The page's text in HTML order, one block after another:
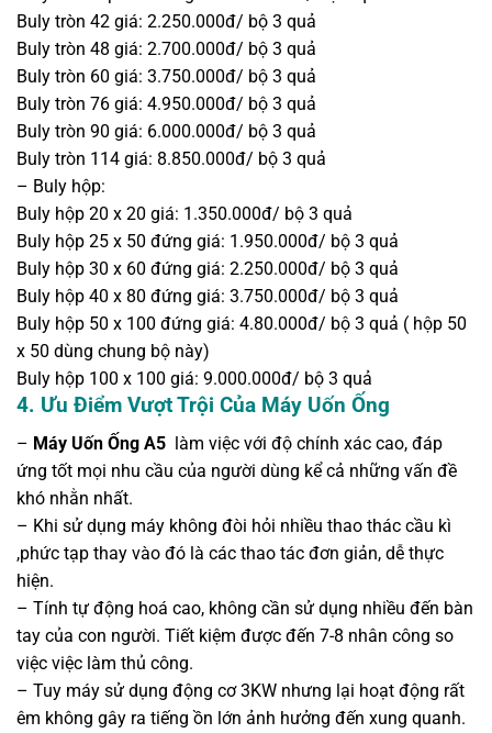
Buly tròn 42 giá: 2.250.000đ/ bộ 3 quả
Buly tròn 48 giá: 2.700.000đ/ bộ 3 quả
Buly tròn 60 giá: 3.750.000đ/ bộ 3 quả
Buly tròn 76 giá: 4.950.000đ/ bộ 3 quả
Buly tròn 90 giá: 6.000.000đ/ bộ 3 quả
Buly tròn 114 giá: 8.850.000đ/ bộ 3 quả
– Buly hộp:
Buly hộp 20 x 20 giá: 1.350.000đ/ bộ 3 quả
Buly hộp 25 x 50 đứng giá: 1.950.000đ/ bộ 3 quả
Buly hộp 30 x 60 đứng giá: 2.250.000đ/ bộ 3 quả
Buly hộp 40 x 80 đứng giá: 3.750.000đ/ bộ 3 quả
Buly hộp 50 x 100 đứng giá: 4.80.000đ/ bộ 3 quả ( hộp 50
x 50 dùng chung bộ này)
Buly hộp 100 x 100 giá: 9.000.000đ/ bộ 3 quả
4. Ưu Điểm Vượt Trội Của Máy Uốn Ống
– Máy Uốn Ống A5 làm việc với độ chính xác cao, đáp
ứng tốt mọi nhu cầu của người dùng kể cả những vấn đề
khó nhằn nhất.
– Khi sử dụng máy không đòi hỏi nhiều thao thác cầu kì
,phức tạp thay vào đó là các thao tác đơn giản, dễ thực
hiện.
– Tính tự động hoá cao, không cần sử dụng nhiều đến bàn
tay của con người. Tiết kiệm được đến 7-8 nhân công so
việc việc làm thủ công.
– Tuy máy sử dụng động cơ 3KW nhưng lại hoạt động rất
êm không gây ra tiếng ồn lớn ảnh hưởng đến xung quanh.